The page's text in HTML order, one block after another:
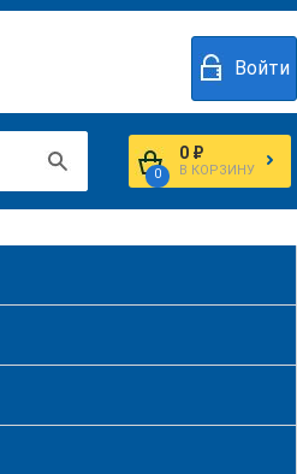
Войти
0
0 ₽
В КОРЗИНУ